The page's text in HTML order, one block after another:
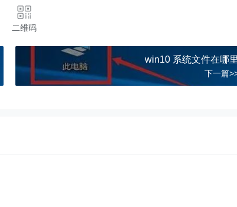
二维码
win10 系统文件在哪
下一篇